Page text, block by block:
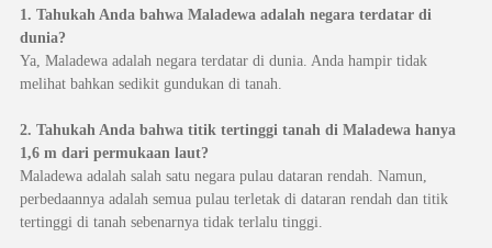
1. Tahukah Anda bahwa Maladewa adalah negara terdatar di
dunia?
Ya, Maladewa adalah negara terdatar di dunia. Anda hampir tidak
melihat bahkan sedikit gundukan di tanah.
2. Tahukah Anda bahwa titik tertinggi tanah di Maladewa hanya
1,6 m dari permukaan laut?
Maladewa adalah salah satu negara pulau dataran rendah. Namun,
perbedaannya adalah semua pulau terletak di dataran rendah dan titik
tertinggi di tanah sebenarnya tidak terlalu tinggi.